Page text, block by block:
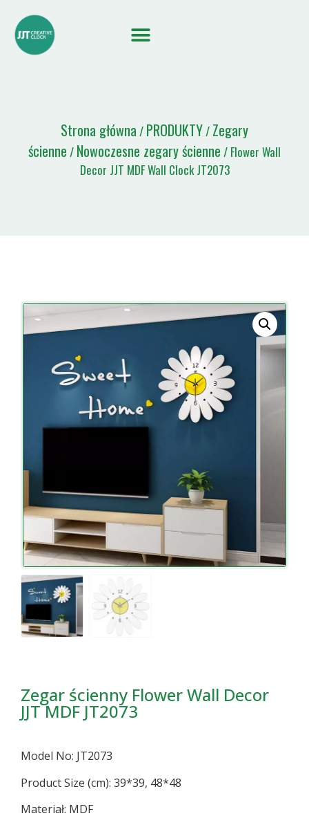
Strona główna / PRODUKTY/ Zegary
ścienne / Nowoczesne zegary ścienne / Flower Wall
Decor JJT MDF Wall Clock JT2073
Zegar ścienny Flower Wall Decor
JJT MDF JT2073
Model No: JT2073
Product Size (cm): 39*39, 48*48
Materiał: MDF